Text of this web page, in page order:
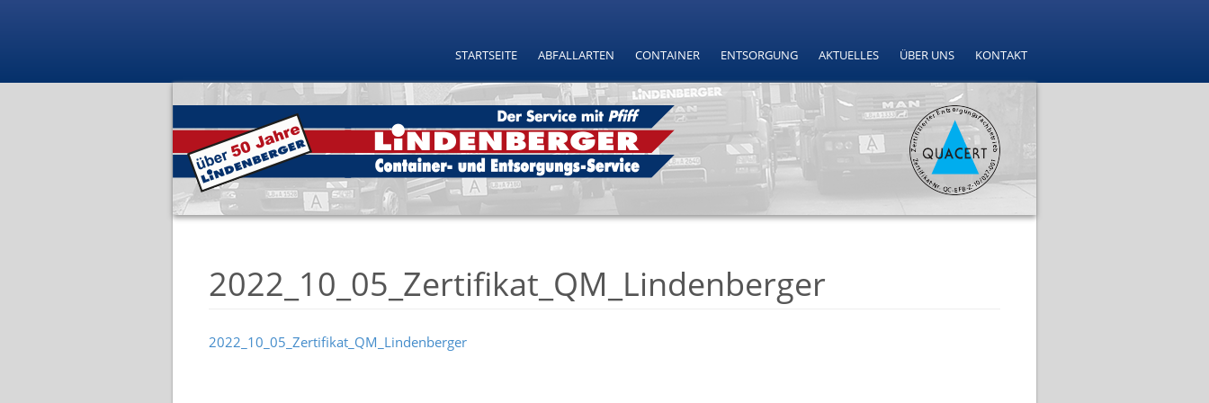
STARTSEITE ABFALLARTEN CONTAINER ENTSORGUNG AKTUELLES ÜBER UNS KONTAKT
2022_10_05_Zertifikat_QM_Lindenberger
2022_10_05_Zertifikat_QM_Lindenberger